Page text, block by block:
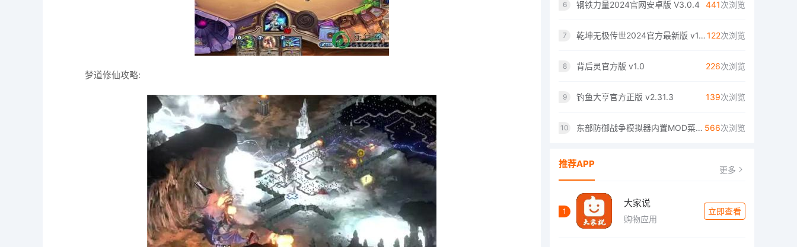
梦道修仙攻略:
6 钢铁力量2024官网安卓版 V3.0.4 441次浏览
7 乾坤无极传世2024官方最新版 v1.0.19 122次浏览
8 背后灵官方版 v1.0 226次浏览
9 钓鱼大亨官方正版 v2.31.3 139次浏览
10 东部防御战争模拟器内置MOD菜单官网免费版 V6.1.9 566次浏览
推荐APP 更多
1
大家说
购物应用
立即查看